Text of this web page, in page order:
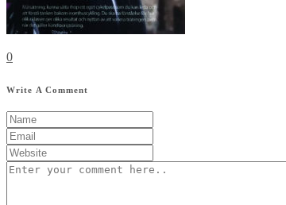
0
Write A Comment